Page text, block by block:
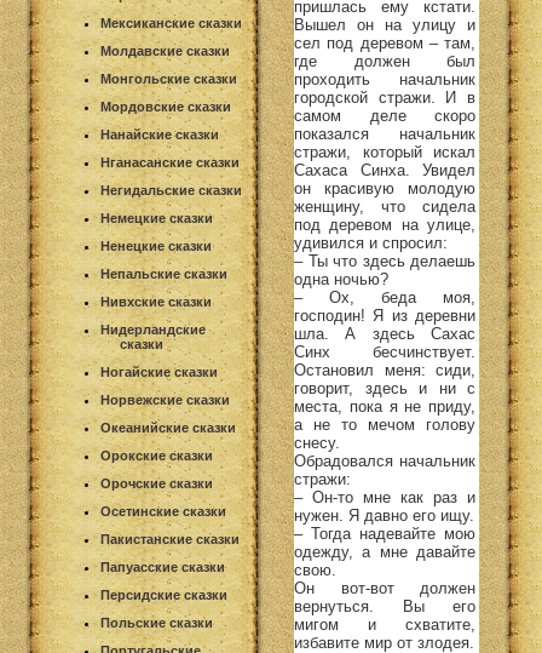
Мексиканские сказки
Молдавские сказки
Монгольские сказки
Мордовские сказки
Нанайские сказки
Нганасанские сказки
Негидальские сказки
Немецкие сказки
Ненецкие сказки
Непальские сказки
Нивхские сказки
Нидерландские
сказки
Ногайские сказки
Норвежские сказки
Океанийские сказки
Орокские сказки
Орочские сказки
Осетинские сказки
Пакистанские сказки
Папуасские сказки
Персидские сказки
Польские сказки
пришлась ему кстати.
Вышел он на улицу и
сел под деревом – там,
где должен был
проходить начальник
городской стражи. И в
самом деле скоро
показался начальник
стражи, который искал
Сахаса Синха. Увидел
он красивую молодую
женщину, что сидела
под деревом на улице,
удивился и спросил:
– Ты что здесь делаешь
одна ночью?
– Ох, беда моя,
господин! Я из деревни
шла. А здесь Сахас
Синх бесчинствует.
Остановил меня: сиди,
говорит, здесь и ни с
места, пока я не приду,
а не то мечом голову
снесу.
Обрадовался начальник
стражи:
– Он-то мне как раз и
нужен. Я давно его ищу.
– Тогда надевайте мою
одежду, а мне давайте
свою.
Он вот-вот должен
вернуться. Вы его
мигом и схватите,
избавите мир от злодея.